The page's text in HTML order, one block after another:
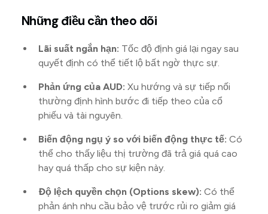
Những điều cần theo dõi
Lãi suất ngắn hạn: Tốc độ định giá lại ngay sau
quyết định có thể tiết lộ bất ngờ thực sự.
Phản ứng của AUD: Xu hướng và sự tiếp nối
thường định hình bước đi tiếp theo của cổ
phiếu và tài nguyên.
Biến động ngụ ý so với biến động thực tế: Có
thể cho thấy liệu thị trường đã trả giá quá cao
hay quá thấp cho sự kiện này.
Độ lệch quyền chọn (Options skew): Có thể
phản ánh nhu cầu bảo vệ trước rủi ro giảm giá